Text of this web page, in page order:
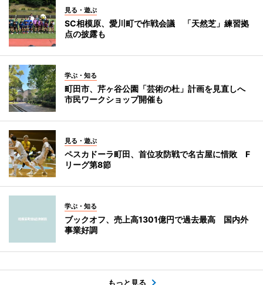
見る・遊ぶ
SC相模原、愛川町で作戦会議 「天然芝」練習拠
点の披露も
学ぶ・知る
町田市、芹ヶ谷公園「芸術の杜」計画を見直しへ
市民ワークショップ開催も
見る・遊ぶ
ペスカドーラ町田、首位攻防戦で名古屋に惜敗 F
リーグ第8節
学ぶ・知る
ブックオフ、売上高1301億円で過去最高 国内外
事業好調
もっと見る